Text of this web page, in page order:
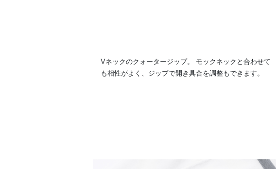
Vネックのクォータージップ。 モックネックと合わせて
も相性がよく、ジップで開き具合を調整もできます。